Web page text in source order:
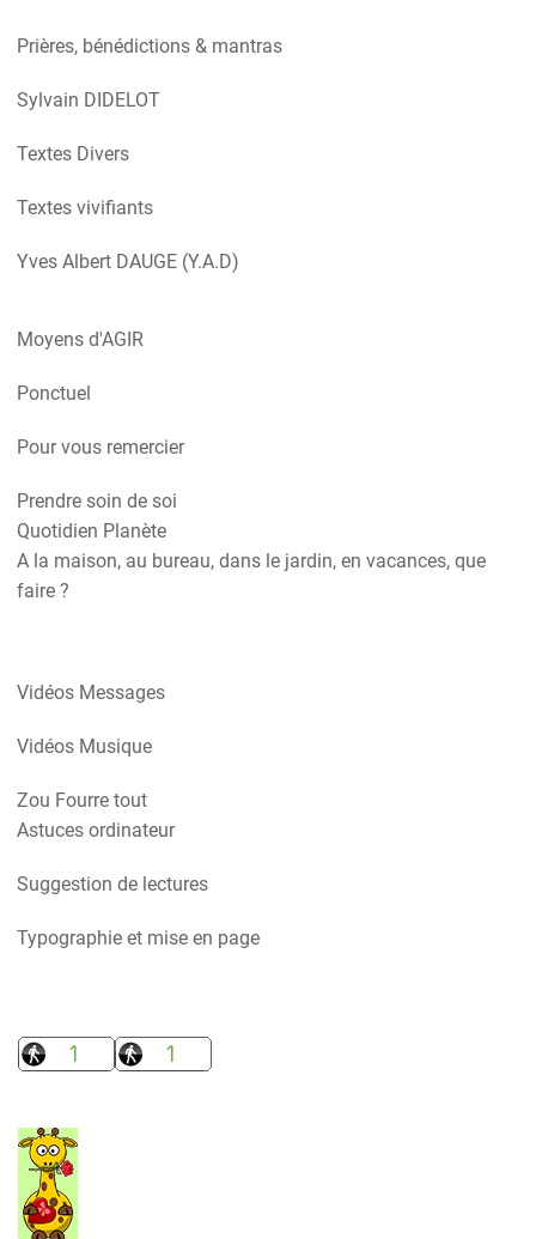
Prières, bénédictions & mantras
Sylvain DIDELOT
Textes Divers
Textes vivifiants
Yves Albert DAUGE (Y.A.D)
Moyens d'AGIR
Ponctuel
Pour vous remercier
Prendre soin de soi
Quotidien Planète
A la maison, au bureau, dans le jardin, en vacances, que
faire ?
Vidéos Messages
Vidéos Musique
Zou Fourre tout
Astuces ordinateur
Suggestion de lectures
Typographie et mise en page